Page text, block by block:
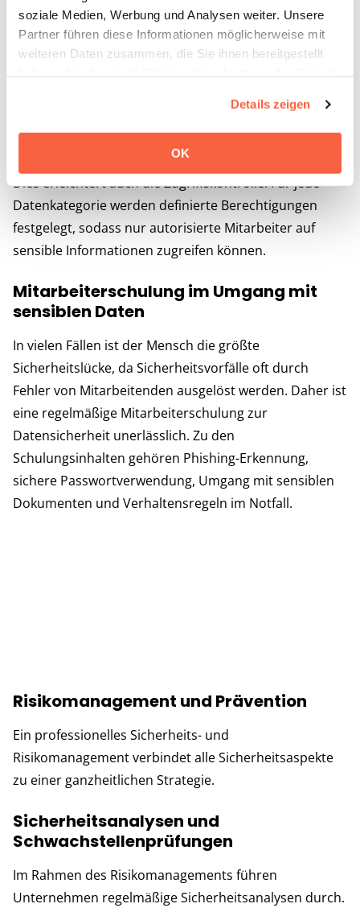
soziale Medien, Werbung und Analysen weiter. Unsere
Partner führen diese Informationen möglicherweise mit
weiteren Daten zusammen, die Sie ihnen bereitgestellt
Datenschutzerklärung
Details zeigen
OK
Ein zentraler Baustein des Datenschutzes ist die
Datenklassifizierung. Unternehmen sollten ihre Daten
in„öffentlich“,„intern“,„vertraulich“und„streng
vertraulich“einteilen. So werden besonders
schutzwürdige Informationen mit den richtigen
Kontrollen versehen, und nur autorisierte Mitarbeiter
Dies erleichtert auch die Zugriffskontrolle: Für jede
Datenkategorie werden definierte Berechtigungen
festgelegt, sodass nur autorisierte Mitarbeiter auf
sensible Informationen zugreifen können.
Mitarbeiterschulung im Umgang mit
sensiblen Daten
In vielen Fällen ist der Mensch die größte
Sicherheitslücke, da Sicherheitsvorfälle oft durch
Fehler von Mitarbeitenden ausgelöst werden. Daher ist
eine regelmäßige Mitarbeiterschulung zur
Datensicherheit unerlässlich. Zu den
Schulungsinhalten gehören Phishing-Erkennung,
sichere Passwortverwendung, Umgang mit sensiblen
Dokumenten und Verhaltensregeln im Notfall.
Risikomanagement und Prävention
Ein professionelles Sicherheits- und
Risikomanagement verbindet alle Sicherheitsaspekte
zu einer ganzheitlichen Strategie.
Sicherheitsanalysen und
Schwachstellenprüfungen
Im Rahmen des Risikomanagements führen
Unternehmen regelmäßige Sicherheitsanalysen durch.